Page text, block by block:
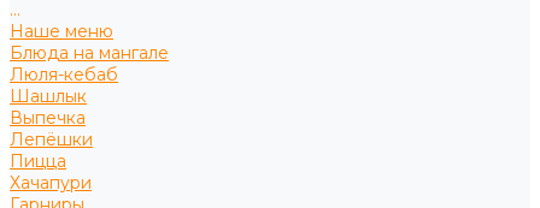
...
Наше меню
Блюда на мангале
Люля-кебаб
Шашлык
Выпечка
Лепёшки
Пицца
Хачапури